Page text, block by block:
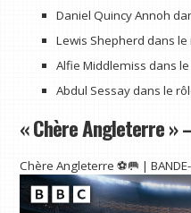
Daniel Quincy Annoh
Lewis Shepherd dans le
Alfie Middlemiss dans
Abdul Sessay dans le
« Chère Angleterre »
Chère Angleterre ⚽🥅 | BANDE-